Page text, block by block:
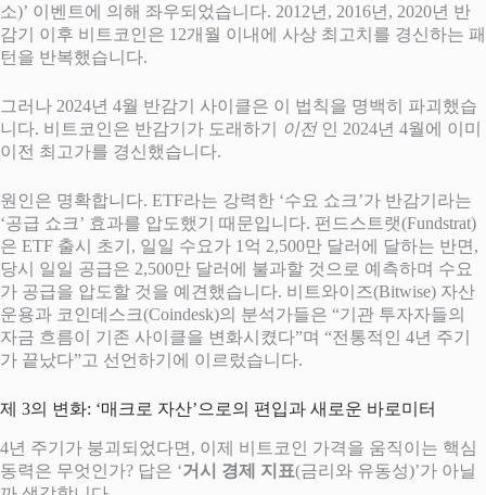
소)’ 이벤트에 의해 좌우되었습니다. 2012년, 2016년, 2020년 반
감기 이후 비트코인은 12개월 이내에 사상 최고치를 경신하는 패
턴을 반복했습니다.
그러나 2024년 4월 반감기 사이클은 이 법칙을 명백히 파괴했습
니다. 비트코인은 반감기가 도래하기
이전인 2024년 4월에 이미
이전 최고가를 경신했습니다.
원인은 명확합니다. ETF라는 강력한 ‘수요 쇼크’가 반감기라는
‘공급 쇼크’ 효과를 압도했기 때문입니다. 펀드스트랫(Fundstrat)
은 ETF 출시 초기, 일일 수요가 1억 2,500만 달러에 달하는 반면,
당시 일일 공급은 2,500만 달러에 불과할 것으로 예측하며 수요
가 공급을 압도할 것을 예견했습니다. 비트와이즈(Bitwise) 자산
운용과 코인데스크(Coindesk)의 분석가들은 “기관 투자자들의
자금 흐름이 기존 사이클을 변화시켰다”며 “전통적인 4년 주기
가 끝났다”고 선언하기에 이르렀습니다.
제 3의 변화: ‘매크로 자산’으로의 편입과 새로운 바로미터
4년 주기가 붕괴되었다면, 이제 비트코인 가격을 움직이는 핵심
동력은 무엇인가? 답은 ‘거시 경제 지표(금리와 유동성)’가 아닐